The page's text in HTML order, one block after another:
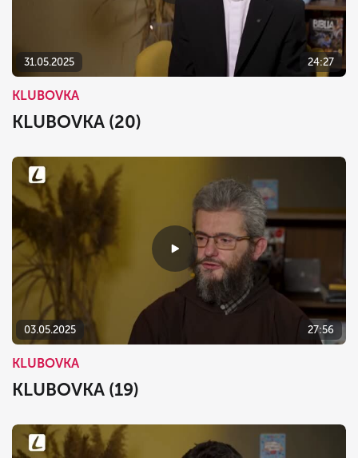
31.05.2025 24:27
KLUBOVKA
KLUBOVKA (20)
03.05.2025 27:56
KLUBOVKA
KLUBOVKA (19)